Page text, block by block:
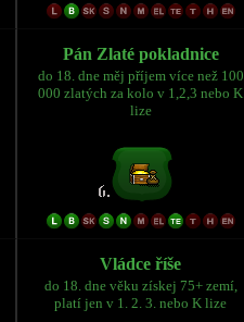
Pán Zlaté pokladnice
do 18. dne měj příjem více než 100
000 zlatých za kolo v 1,2,3 nebo K
lize
Vládce říše
do 18. dne věku získej 75+ zemí,
platí jen v 1. 2. 3. nebo K lize